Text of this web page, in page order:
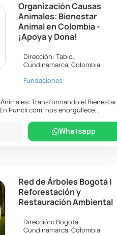
Organización Causas
Animales: Bienestar
Animal en Colombia -
¡Apoya y Dona!
Dirección:Tabio.
Cundinamarca,Colombia
Fundaciones
Transformando el Bienestar
Puncli.com, nos enorgullece...
Whatsapp
Red de Árboles Bogotá |
Reforestación y
Restauración Ambiental
Dirección: Bogotá.
Cundinamarca,Colombia